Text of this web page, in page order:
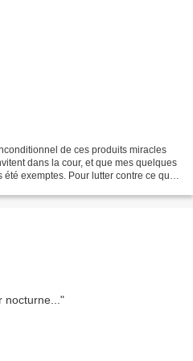
de ces produits miracles
dans la cour, et que mes quelques
exemptes. Pour lutter contre ce que